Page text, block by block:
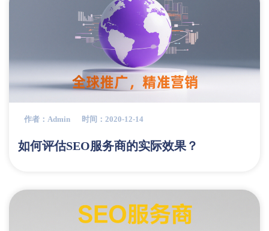
作者：admin 时间：2020-12-14
如何评估SEO服务商的实际效果？